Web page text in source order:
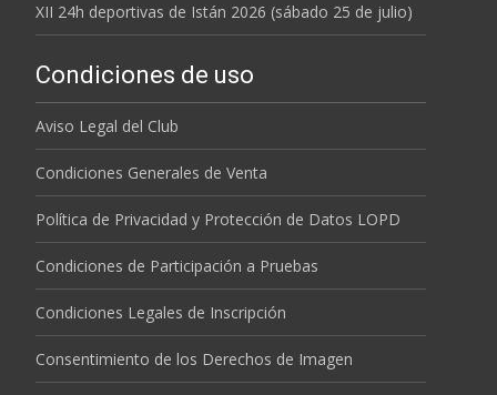
XII 24h deportivas de Istán 2026 (sábado 25 de julio)
Condiciones de uso
Aviso Legal del Club
Condiciones Generales de Venta
Política de Privacidad y Protección de Datos LOPD
Condiciones de Participación a Pruebas
Condiciones Legales de Inscripción
Consentimiento de los Derechos de Imagen